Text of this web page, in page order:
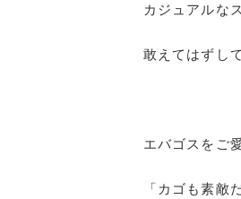
カジュアルな
敢えてはずし
エバゴスをご
「カゴも素敵